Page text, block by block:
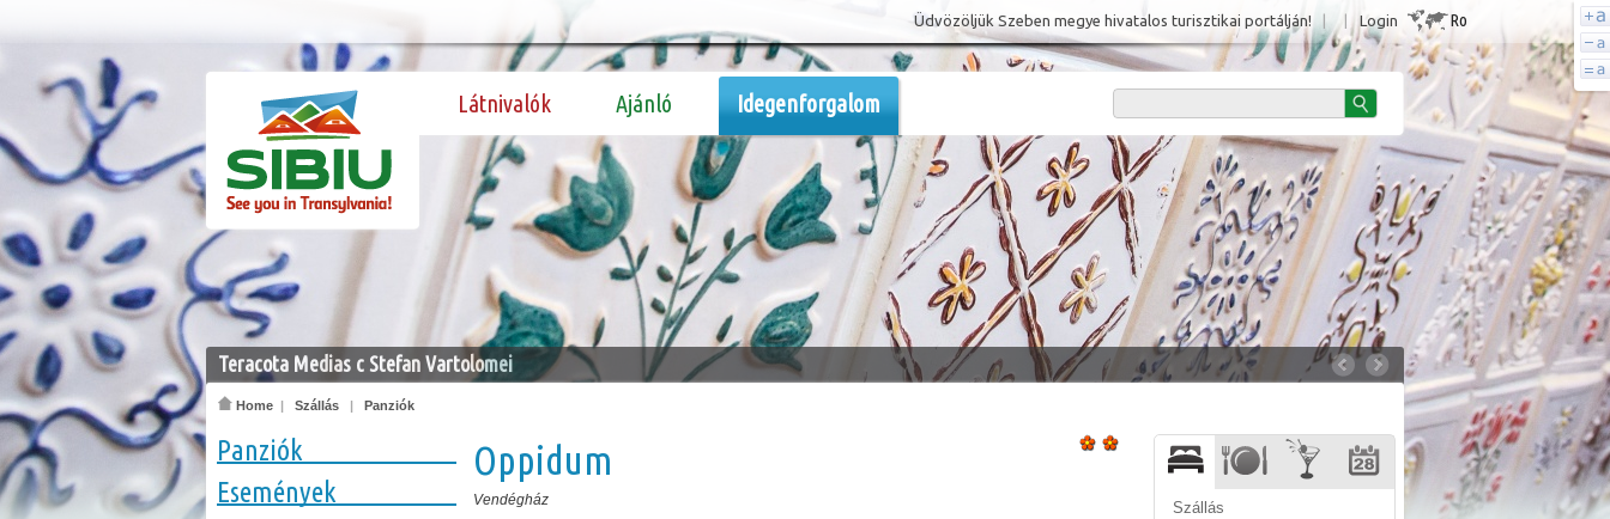
Login Ro
Üdvözöljük Szeben megye hivatalos turisztikai portálján!
Látnivalók Ajánló Idegenforgalom
Teracota Medias c Stefan Vartolomei
Home | Szállás | Panziók
Panziók
Események
Oppidum
Vendégház Szállás